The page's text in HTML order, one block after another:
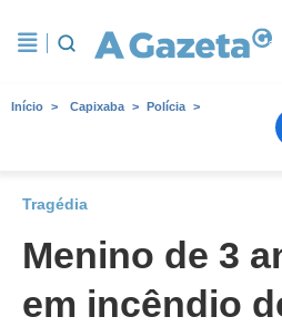
Início Capixaba Polícia
Tragédia
Menino de 3
em incêndio